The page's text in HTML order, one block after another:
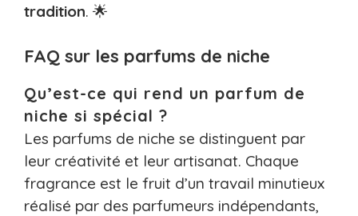
tradition. 🌟
FAQ sur les parfums de niche
Qu’est-ce qui rend un parfum de
niche si spécial ?
Les parfums de niche se distinguent par
leur créativité et leur artisanat. Chaque
fragrance est le fruit d’un travail minutieux
réalisé par des parfumeurs indépendants,